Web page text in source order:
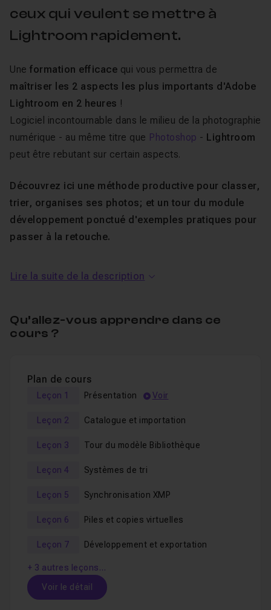
ceux qui veulent se mettre à
Lightroom rapidement.
Une formation efficace qui vous permettra de
maîtriser les 2 aspects les plus importants d'Adobe
Lightroom en 2 heures !
Logiciel incontournable dans le milieu de la photographie
numérique - au même titre que Photoshop - Lightroom
peut être rebutant sur certain aspects.
Découvrez ici une méthode productive pour classer,
trier, organises ses photos; et un tour du module
développement ponctué d'exemples pratiques pour
passer à la retouche.
Au programme de cette formation
Vous verrez tout au long de tuto vidéo :
les métadonnées et les systèmes de tri / notation
les collections dynamiques
les réglages dédiés à la lumière
les réglages dédiés à la couleur
les Panoramas
la gestion du xmp pour passer de Lightroom à
Camera Raw et inversement
l'entretien du catalogue
La formation est enregistrée sur Lightroom CC mais
Lire la suite de la description
Qu’allez-vous apprendre dans ce
cours ?
Plan de cours
Leçon 1 Présentation Voir
Leçon 2 Catalogue et importation
Leçon 3 Tour du modèle Bibliothèque
Leçon 4 Systèmes de tri
Leçon 5 Synchronisation XMP
Leçon 6 Piles et copies virtuelles
Leçon 7 Développement et exportation
+ 3 autres leçons…
Voir le détail